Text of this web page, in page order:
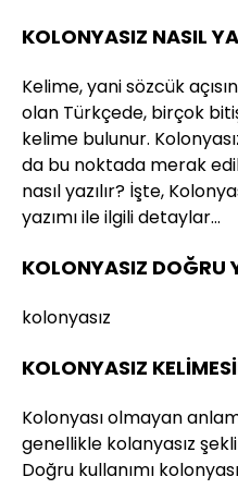
KOLONYASIZ NASIL
Kelime, yani sözcük
olan Türkçede, birçok
kelime bulunur.
da bu noktada merak
nasıl yazılır? İşte,
yazımı ile ilgili detaylar…
KOLONYASIZ DOĞRU
kolonyasız
KOLONYASIZ
Kolonyası olmayan
genellikle kolanyasız
Doğru kullanımı